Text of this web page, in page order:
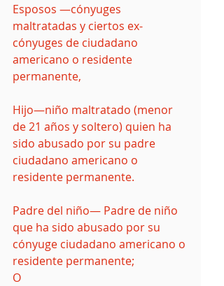
Esposos —cónyuges
maltratadas y ciertos ex-
cónyuges de ciudadano
americano o residente
permanente,
Hijo—niño maltratado (menor
de 21 años y soltero) quien ha
sido abusado por su padre
ciudadano americano o
residente permanente.
Padre del niño— Padre de niño
que ha sido abusado por su
cónyuge ciudadano americano o
residente permanente;
O